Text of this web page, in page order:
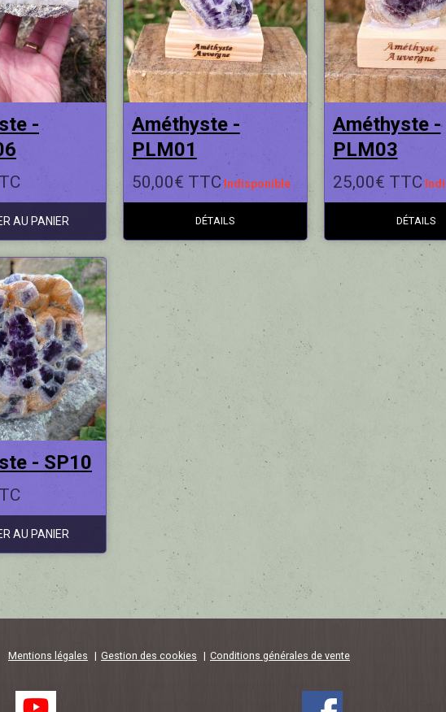
-
AU PANIER
Améthyste -
PLM01
50,00€ TTCIndisponible
DÉTAILS
Améthyste -
PLM03
25,00€ TTC
DÉTAILS
- SP10
AU PANIER
Mentions légales Gestion des cookies Conditions générales de vente